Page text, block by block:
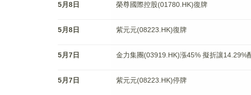
5月8日 榮尊國際控股(01780.HK)復牌
5月8日 紫元元(08223.HK)復牌
5月7日 金力集團(03919.HK)漲45% 擬折讓14.29%
5月7日 紫元元(08223.HK)停牌